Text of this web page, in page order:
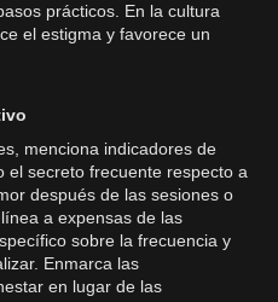
prácticos. En la cultura
el estigma y favorece un
menciona indicadores de
el secreto frecuente respecto a
después de las sesiones o
a expensas de las
sobre la frecuencia y
Enmarca las
en lugar de las